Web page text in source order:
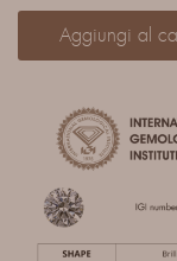
Aggiungi al